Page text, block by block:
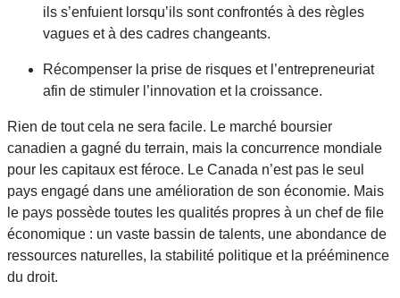
ils s’enfuient lorsqu’ils sont confrontés à des règles
vagues et à des cadres changeants.
Récompenser la prise de risques et l’entrepreneuriat
afin de stimuler l’innovation et la croissance.
Rien de tout cela ne sera facile. Le marché boursier
canadien a gagné du terrain, mais la concurrence mondiale
pour les capitaux est féroce. Le Canada n’est pas le seul
pays engagé dans une amélioration de son économie. Mais
le pays possède toutes les qualités propres à un chef de file
économique : un vaste bassin de talents, une abondance de
ressources naturelles, la stabilité politique et la prééminence
du droit.